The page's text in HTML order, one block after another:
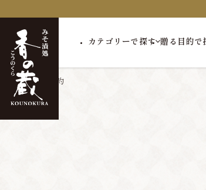
カテゴリーで探す 贈る目的で
トップ 会員規約